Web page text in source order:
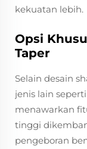
kekuatan lebih.
Opsi
Taper
Selain desain
jenis lain
menawarkan
tinggi
pengeboran